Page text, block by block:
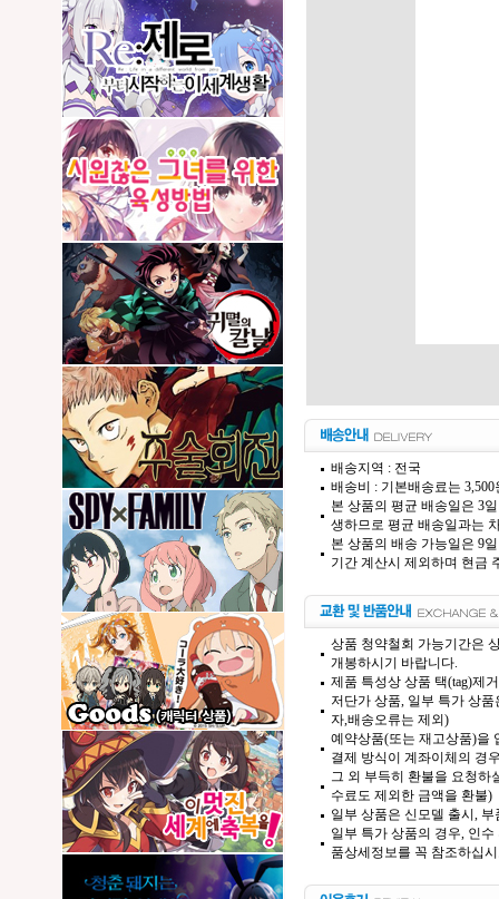
배송지역 : 전국
배송비 : 기본배송료는
본 상품의 평균 배송일은 3
생하므로 평균 배송일과는
본 상품의 배송 가능일은 9
기간 계산시 제외하며 현금
상품 청약철회 가능기간은
개봉하시기 바랍니다.
제품 특성상 상품 택(tag)제
저단가 상품, 일부 특가 상
자,배송오류는 제외)
예약상품(또는 재고상품)을
결제 방식이 계좌이체의 경
그 외 부득히 환불을 요청하
수료도 제외한 금액을 환불)
일부 상품은 신모델 출시,
일부 특가 상품의 경우, 인
품상세정보를 꼭 참조하십